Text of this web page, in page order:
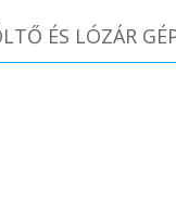
ÉS LÓZÁR